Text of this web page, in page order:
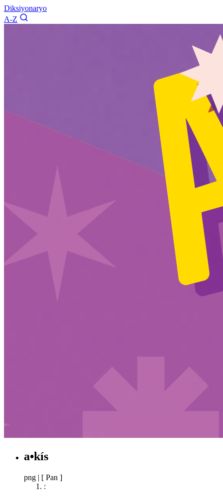
Diksiyonaryo
A-Z
a•kís
png | [ Pan ]
: